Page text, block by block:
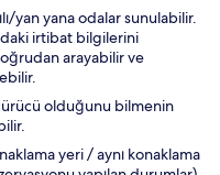
yan yana odalar sunulabilir.
irtibat bilgilerini
arayabilir ve
olduğunu bilmenin
yeri / aynı konaklama